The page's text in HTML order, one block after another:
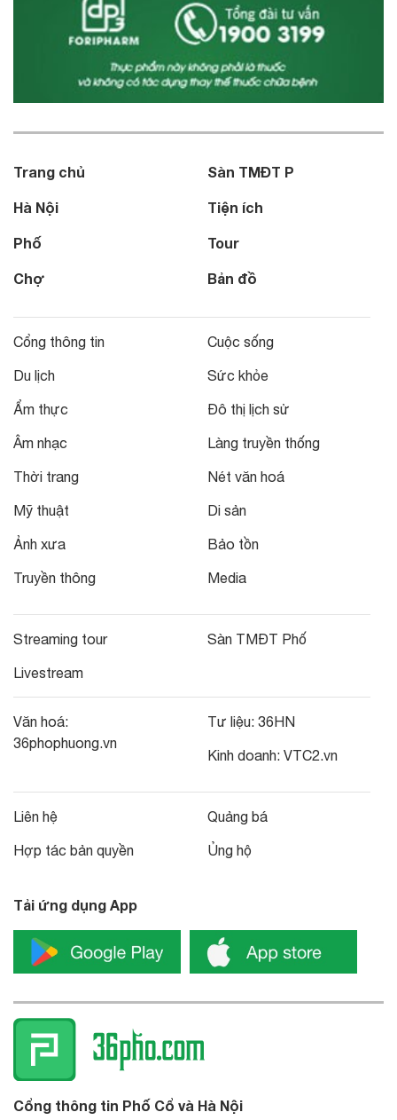
Trang chủ
Hà Nội
Phố
Chợ
Sàn TMĐT P
Tiện ích
Tour
Bản đồ
Cổng thông tin
Du lịch
Ẩm thực
Âm nhạc
Thời trang
Mỹ thuật
Ảnh xưa
Truyền thông
Cuộc sống
Sức khỏe
Đô thị lịch sử
Làng truyền thống
Nét văn hoá
Di sản
Bảo tồn
Media
Streaming tour
Livestream
Sàn TMĐT Phố
Văn hoá:
36phophuong.vn
Tư liệu: 36HN
Kinh doanh: VTC2.vn
Liên hệ
Hợp tác bản quyền
Quảng bá
Ủng hộ
Tải ứng dụng App
Cổng thông tin Phố Cổ và Hà Nội